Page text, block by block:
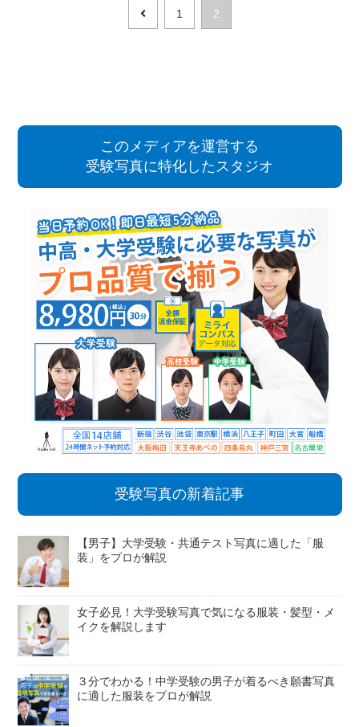
1 2
このメディアを運営する
受験写真に特化したスタジオ
受験写真の新着記事
【男子】大学受験・共通テスト写真に適した「服
装」をプロが解説
女子必見！大学受験写真で気になる服装・髪型・メ
イクを解説します
３分でわかる！中学受験の男子が着るべき願書写真
に適した服装をプロが解説